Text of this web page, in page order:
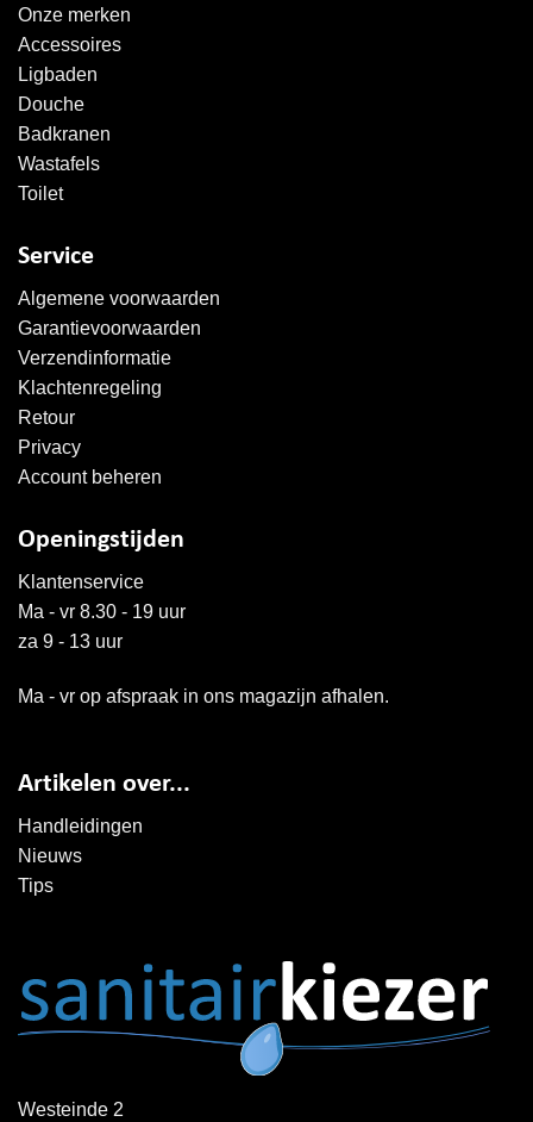
Onze merken
Accessoires
Ligbaden
Douche
Badkranen
Wastafels
Toilet
Service
Algemene voorwaarden
Garantievoorwaarden
Verzendinformatie
Klachtenregeling
Retour
Privacy
Account beheren
Openingstijden
Klantenservice
Ma - vr 8.30 - 19 uur
za 9 - 13 uur
Ma - vr op afspraak in ons magazijn afhalen.
Artikelen over...
Handleidingen
Nieuws
Tips
Westeinde 2